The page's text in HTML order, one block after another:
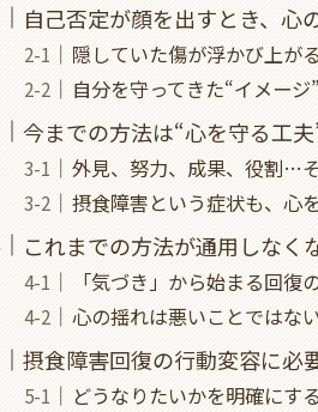
自己否定が顔を出すとき、心
隠していた傷が浮かび上が
自分を守ってきた“イメージ
今までの方法は“心を守る工
外見、努力、成果、役割…
摂食障害という症状も、心
これまでの方法が通用しなく
「気づき」から始まる回復
心の揺れは悪いことではな
摂食障害回復の行動変容に必
どうなりたいかを明確にする